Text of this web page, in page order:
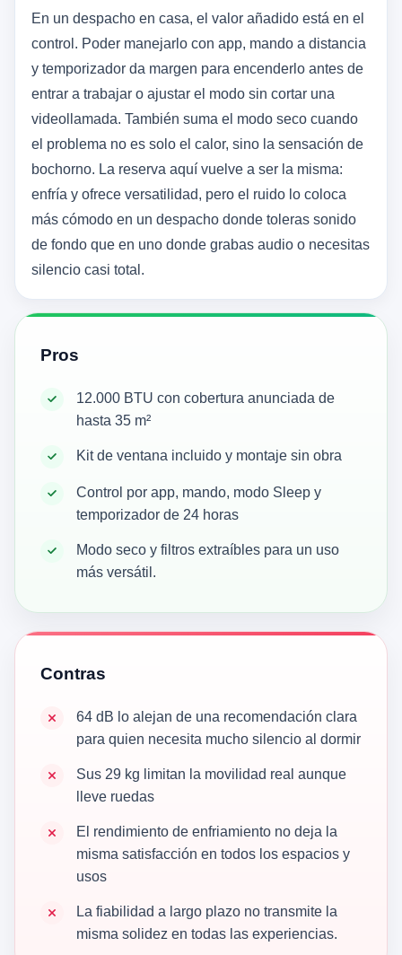
En un despacho en casa, el valor añadido está en el
control. Poder manejarlo con app, mando a distancia
y temporizador da margen para encenderlo antes de
entrar a trabajar o ajustar el modo sin cortar una
videollamada. También suma el modo seco cuando
el problema no es solo el calor, sino la sensación de
bochorno. La reserva aquí vuelve a ser la misma:
enfría y ofrece versatilidad, pero el ruido lo coloca
más cómodo en un despacho donde toleras sonido
de fondo que en uno donde grabas audio o necesitas
silencio casi total.
Pros
12.000 BTU con cobertura anunciada de
hasta 35 m²
Kit de ventana incluido y montaje sin obra
Control por app, mando, modo Sleep y
temporizador de 24 horas
Modo seco y filtros extraíbles para un uso
más versátil.
Contras
64 dB lo alejan de una recomendación clara
para quien necesita mucho silencio al dormir
Sus 29 kg limitan la movilidad real aunque
lleve ruedas
El rendimiento de enfriamiento no deja la
misma satisfacción en todos los espacios y
usos
La fiabilidad a largo plazo no transmite la
misma solidez en todas las experiencias.